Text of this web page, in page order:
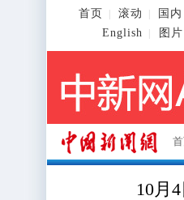
首页 滚动 国内
English
图片
10月